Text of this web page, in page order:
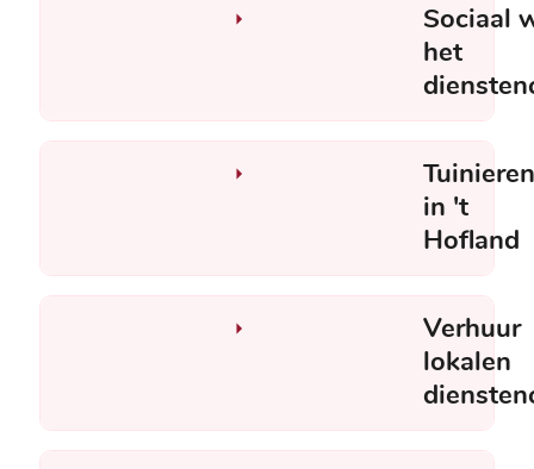
Sociaal
het
Tuinieren
in 't
Hofland
Verhuur
lokalen